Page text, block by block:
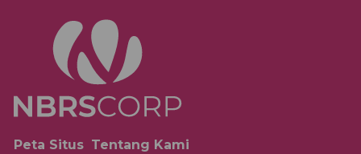
Peta Situs Tentang Kami